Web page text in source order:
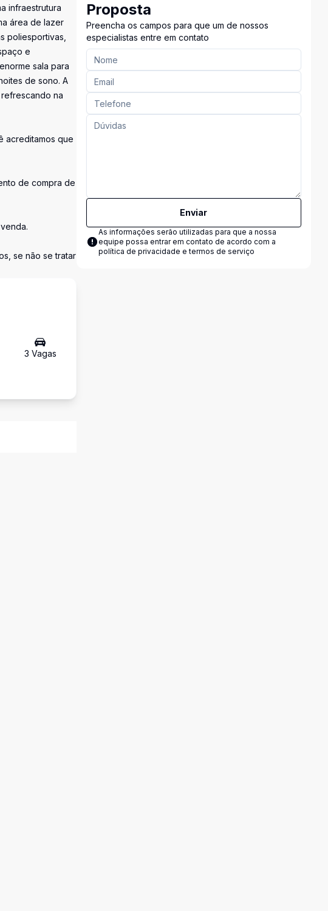
infraestrutura
área de lazer
poliesportivas,
e
sala para
de sono. A
na
acreditamos que
de compra de
se não se tratar
3 Vagas
Proposta
Preencha os campos para que um de nossos
especialistas entre em contato
Enviar
As informações serão utilizadas para que a nossa
equipe possa entrar em contato de acordo com a
política de privacidade e termos de serviço